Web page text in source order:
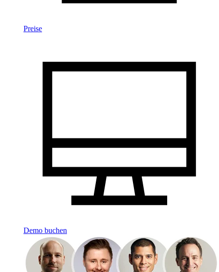
Preise
Demo buchen